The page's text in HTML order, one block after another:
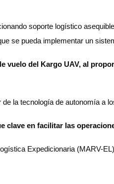
soporte logístico
se pueda implementar un
vuelo del Kargo UAV, al
la tecnología de autonomía a
clave en facilitar las
Expedicionaria (MARV-